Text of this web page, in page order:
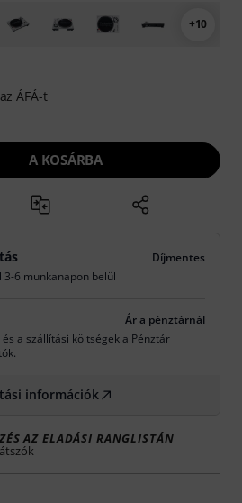
+10
ÁFÁ-t
A KOSÁRBA
Díjmentes
3-6 munkanapon belül
Ár a pénztárnál
a szállítási költségek a Pénztár
információk
AZ ELADÁSI RANGLISTÁN